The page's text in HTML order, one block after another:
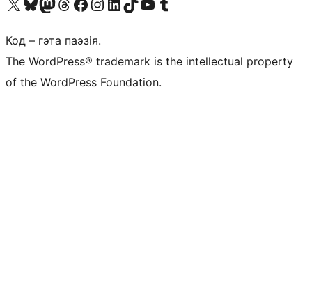
Код – гэта паэзія.
The WordPress® trademark is the intellectual property
of the WordPress Foundation.